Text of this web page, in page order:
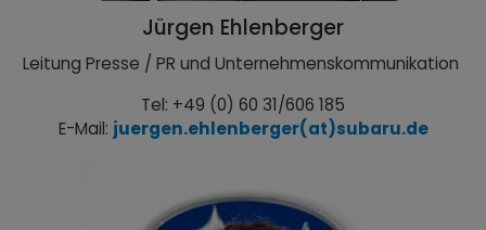
Jürgen Ehlenberger
Leitung Presse / PR und Unternehmenskommunikation
Tel: +49 (0) 60 31/606 185
E-Mail: juergen.ehlenberger(at)subaru.de